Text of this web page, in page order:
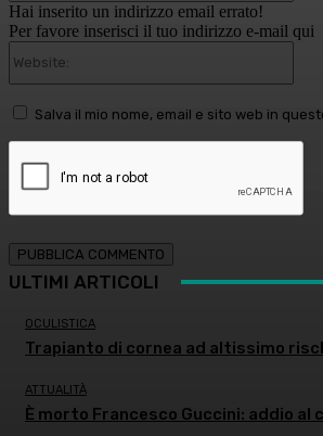
Hai inserito un indirizzo email errato!
Per favore inserisci il tuo indirizzo e-mail qui
Salva il mio nome, email e sito web in
ULTIMI ARTICOLI
OCULISTICA
Trapianto di cornea ad altissimo
ATTUALITÀ
È morto Francesco Guccini: addio